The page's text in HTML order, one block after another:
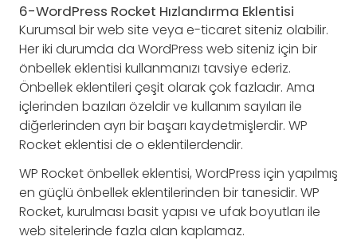
6-WordPress Rocket Hızlandırma Eklentisi
Kurumsal bir web site veya e-ticaret siteniz olabilir.
Her iki durumda da WordPress web siteniz için bir
önbellek eklentisi kullanmanızı tavsiye ederiz.
Önbellek eklentileri çeşit olarak çok fazladır. Ama
içlerinden bazıları özeldir ve kullanım sayıları ile
diğerlerinden ayrı bir başarı kaydetmişlerdir. WP
Rocket eklentisi de o eklentilerdendir.
WP Rocket önbellek eklentisi, WordPress için yapılmış
en güçlü önbellek eklentilerinden bir tanesidir. WP
Rocket, kurulması basit yapısı ve ufak boyutları ile
web sitelerinde fazla alan kaplamaz.